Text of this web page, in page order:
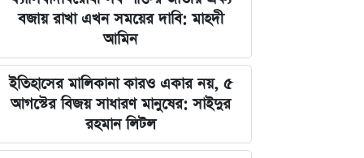
বজায় রাখা এখন সময়ের দাবি: মাহদী
আমিন
ইতিহাসের মালিকানা কারও একার নয়, ৫
আগস্টের বিজয় সাধারণ মানুষের: সাইদুর
রহমান লিটল